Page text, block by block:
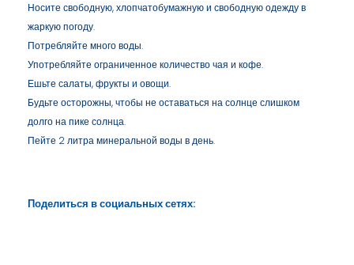
Поделиться в социальных сетях:
Носите свободную, хлопчатобумажную и свободную одежду в
жаркую погоду.
Потребляйте много воды.
Употребляйте ограниченное количество чая и кофе.
Ешьте салаты, фрукты и овощи.
Будьте осторожны, чтобы не оставаться на солнце слишком
долго на пике солнца.
Пейте 2 литра минеральной воды в день.